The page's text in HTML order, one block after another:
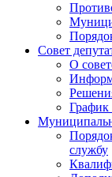
Совет
О
График
службу